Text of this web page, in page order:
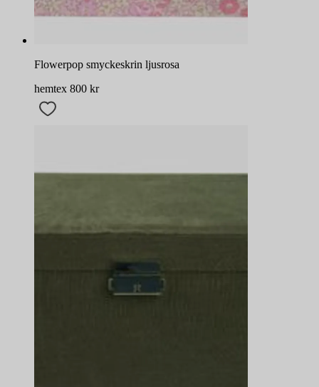
Flowerpop smyckeskrin ljusrosa
hemtex 800 kr